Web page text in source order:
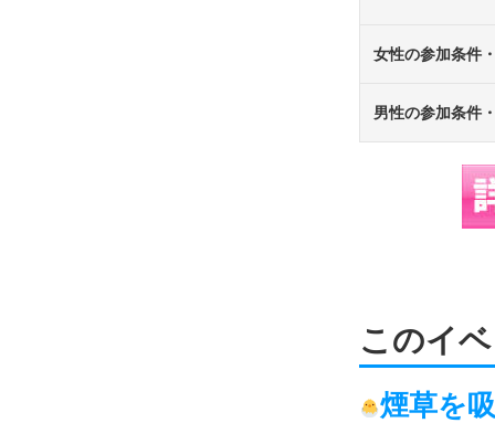
女性の参加条件
男性の参加条件
このイ
煙草を